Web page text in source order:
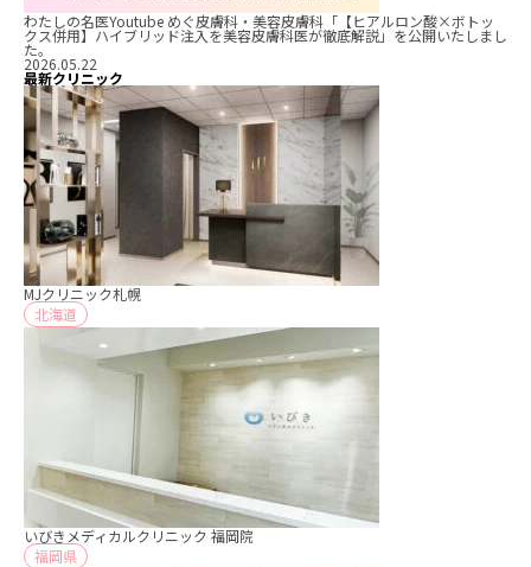
わたしの名医Youtube めぐ皮膚科・美容皮膚科「【ヒアルロン酸×ボトッ
クス併用】ハイブリッド注入を美容皮膚科医が徹底解説」を公開いたしまし
た。
2026.05.22
最新クリニック
MJクリニック札幌
北海道
いびきメディカルクリニック 福岡院
福岡県